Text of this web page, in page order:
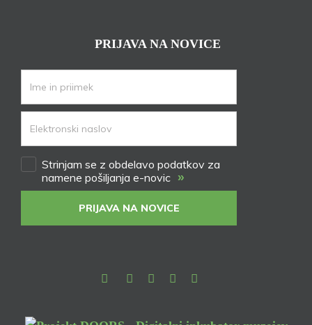
PRIJAVA NA NOVICE
Strinjam se z obdelavo podatkov za
namene pošiljanja e-novic »
PRIJAVA NA NOVICE
FacebookInstagramYoutubePinterestTikTok